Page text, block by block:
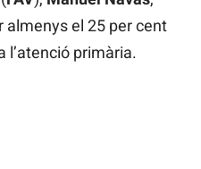
el 25 per cent
l’atenció primària.